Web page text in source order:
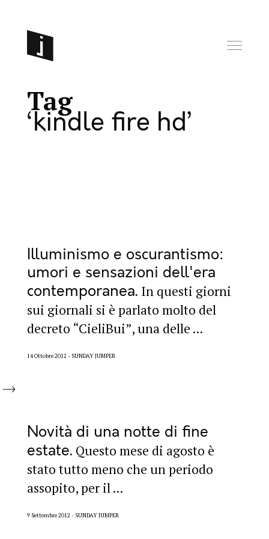
Tag
kindle fire hd
Illuminismo e oscurantismo:
umori e sensazioni dell'era
contemporanea In questi giorni
sui giornali si è parlato molto del
decreto “CieliBui”, una delle ...
14 Ottobre 2012 SUNDAY JUMPER
Novità di una notte di fine
estate Questo mese di agosto è
stato tutto meno che un periodo
assopito, per il ...
9 Settembre 2012 SUNDAY JUMPER